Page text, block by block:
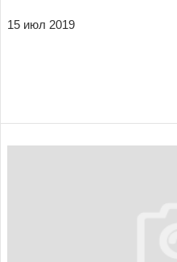
15 июл 2019